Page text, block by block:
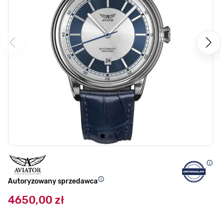
Autoryzowany sprzedawca
4650,00 zł